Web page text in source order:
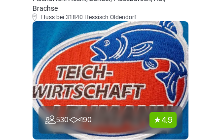
Brachse
Fluss bei 31840 Hessisch Oldendorf
530 190 4.9